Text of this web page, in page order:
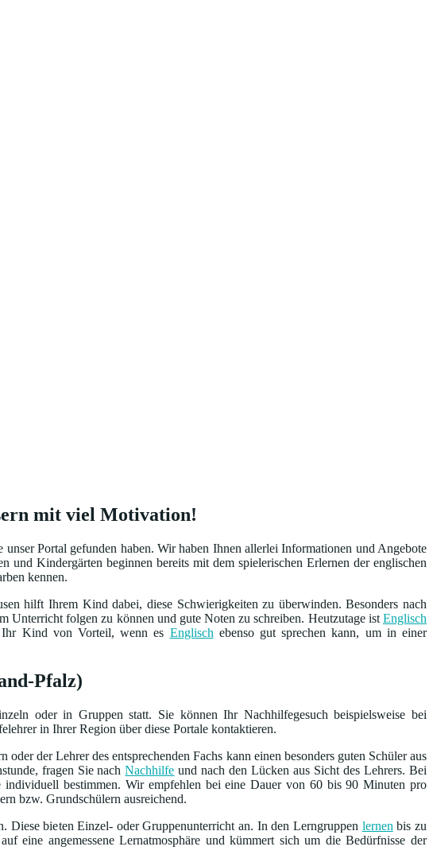
mit viel Motivation!
Portal gefunden haben. Wir haben Ihnen allerlei Informationen und Angebote
Kindergärten beginnen bereits mit dem spielerischen Erlernen der englischen
kennen.
hilft Ihrem Kind dabei, diese Schwierigkeiten zu überwinden. Besonders nach
Unterricht folgen zu können und gute Noten zu schreiben. Heutzutage ist Englisch
Ihr Kind von Vorteil, wenn es Englisch ebenso gut sprechen kann, um in einer
Pfalz)
oder in Gruppen statt. Sie können Ihr Nachhilfegesuch beispielsweise bei
in Ihrer Region über diese Portale kontaktieren.
der Lehrer des entsprechenden Fachs kann einen besonders guten Schüler aus
fragen Sie nachNachhilfe und nach den Lücken aus Sicht des Lehrers. Bei
bestimmen. Wir empfehlen bei eine Dauer von 60 bis 90 Minuten pro
bzw. Grundschülern ausreichend.
Diese bieten Einzel- oder Gruppenunterricht an. In den Lerngruppen lernen bis zu
eine angemessene Lernatmosphäre und kümmert sich um die Bedürfnisse der